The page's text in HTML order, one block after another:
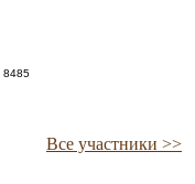
8485
Все участники >>